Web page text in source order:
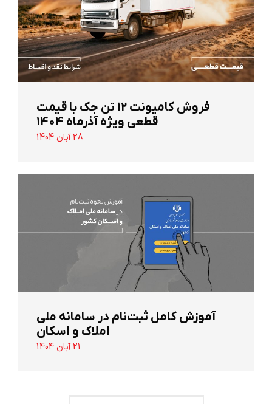
‌فروش کامیونت ۱۲ تن جک با قیمت
قطعی ویژه آذرماه ۱۴۰۴
28 آبان 1404
آموزش کامل ثبت‌نام در سامانه ملی
املاک و اسکان
21 آبان 1404